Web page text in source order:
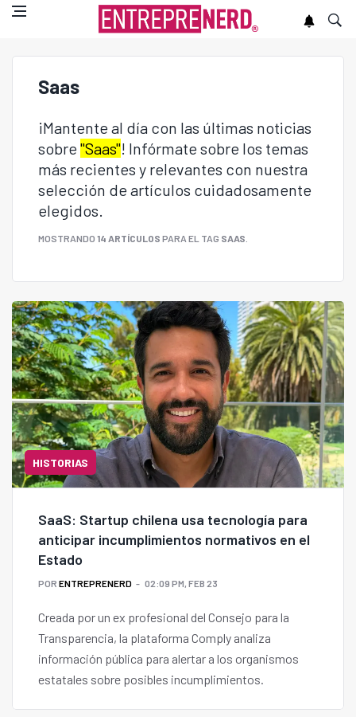
Saas
¡Mantente al día con las últimas noticias
sobre "Saas"! Infórmate sobre los temas
más recientes y relevantes con nuestra
selección de artículos cuidadosamente
elegidos.
MOSTRANDO 14 ARTÍCULOS PARA EL TAG SAAS
HISTORIAS
SaaS: Startup chilena usa tecnología para
anticipar incumplimientos normativos en el
Estado
POR ENTREPRENERD 02:09 PM, FEB 23
Creada por un ex profesional del Consejo para la
Transparencia, la plataforma Comply analiza
información pública para alertar a los organismos
estatales sobre posibles incumplimientos.